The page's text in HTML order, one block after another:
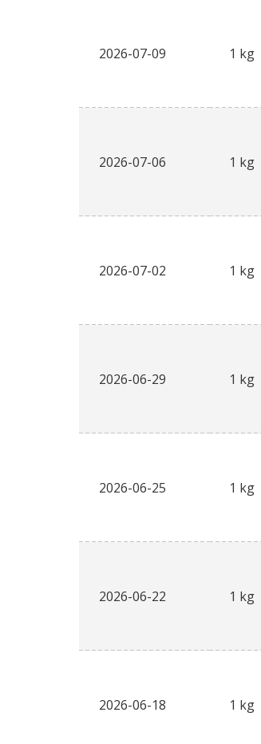
2026-07-09 1 kg
2026-07-06 1 kg
2026-07-02 1 kg
2026-06-29 1 kg
2026-06-25 1 kg
2026-06-22 1 kg
2026-06-18 1 kg